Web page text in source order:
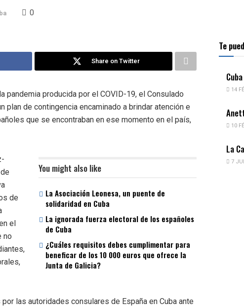
0
Share on Twitter
pandemia producida por el COVID-19, el Consulado
plan de contingencia encaminado a brindar atención e
que se encontraban en ese momento en el país,
You might also like
La Asociación Leonesa, un puente de
solidaridad en Cuba
La ignorada fuerza electoral de los españoles
de Cuba
¿Cuáles requisitos debes cumplimentar para
beneficar de los 10 000 euros que ofrece la
Junta de Galicia?
de
el
no
las autoridades consulares de España en Cuba ante
Te
14
10
La
7